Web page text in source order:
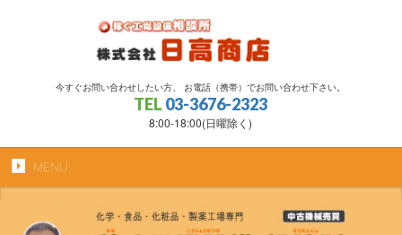
今すぐお問い合わせしたい方、 お電話（携帯）でお問い合わせ下さい。
TEL 03-3676-2323
8:00-18:00(日曜除く)
MENU